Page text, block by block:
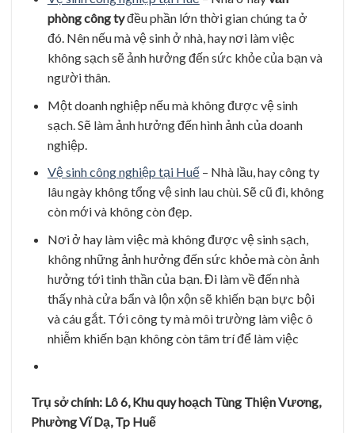
phòng công tyđều phần lớn thời gian chúng ta ở
đó. Nên nếu mà vệ sinh ở nhà, hay nơi làm việc
không sạch sẽ ảnh hưởng đến sức khỏe của bạn và
người thân.
Một doanh nghiệp nếu mà không được vệ sinh
sạch. Sẽ làm ảnh hưởng đến hình ảnh của doanh
nghiệp.
Vệ sinh công nghiệp tại Huế– Nhà lầu, hay công ty
lâu ngày không tổng vệ sinh lau chùi. Sẽ cũ đi, không
còn mới và không còn đẹp.
Nơi ở hay làm việc mà không được vệ sinh sạch,
không những ảnh hưởng đến sức khỏe mà còn ảnh
hưởng tới tinh thần của bạn. Đi làm về đến nhà
thấy nhà cửa bẩn và lộn xộn sẽ khiến bạn bực bội
và cáu gắt. Tới công ty mà môi trường làm việc ô
nhiễm khiến bạn không còn tâm trí để làm việc
Trụ sởchính: Lô6, Khu quy hoạch Tùng Thiện Vương,
Phường Vĩ Dạ, Tp Huê